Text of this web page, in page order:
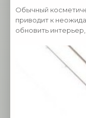
Обычный
приводит к
обновить